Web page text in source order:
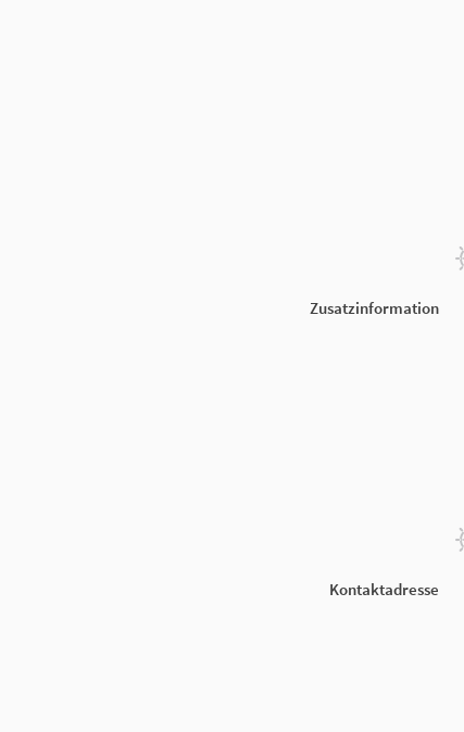
Zusatzinformation
Kontaktadresse